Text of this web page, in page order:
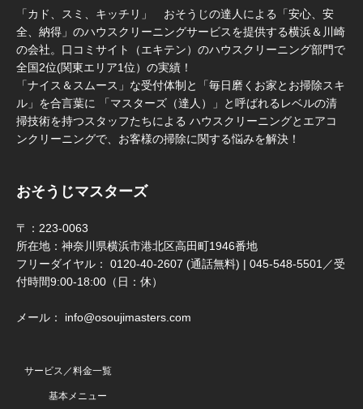
「カド、スミ、キッチリ」 おそうじの達人による「安心、安
全、納得」のハウスクリーニングサービスを提供する横浜＆川崎
の会社。口コミサイト（エキテン）のハウスクリーニング部門で
全国2位(関東エリア1位）の実績！
「ナイス＆スムース」な受付体制と「毎日磨くお家とお掃除スキ
ル」を合言葉に 「マスターズ（達人）」と呼ばれるレベルの清
掃技術を持つスタッフたちによる ハウスクリーニングとエアコ
ンクリーニングで、お客様の掃除に関する悩みを解決！
おそうじマスターズ
〒：223-0063
所在地：神奈川県横浜市港北区高田町1946番地
フリーダイヤル： 0120-40-2607 (通話無料) | 045-548-5501／受
付時間9:00-18:00（日：休）
メール： info@osoujimasters.com
サービス／料金一覧
基本メニュー